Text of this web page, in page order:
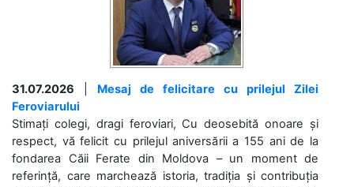
31.07.2026
Mesaj de felicitare cu prilejul Zilei
Feroviarului
Stimați colegi, dragi feroviari, Cu deosebită onoare și
respect, vă felicit cu prilejul aniversării a 155 ani de la
fondarea Căii Ferate din Moldova – un moment de
referință, care marchează istoria, tradiția și contribuția